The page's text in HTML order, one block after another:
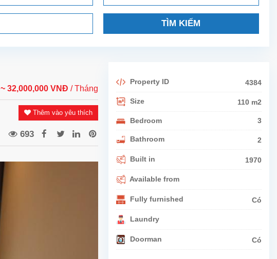
TÌM KIẾM
~ 32,000,000 VNĐ / Tháng
Thêm vào yêu thích
693
Property ID 4384
Size 110 m2
Bedroom 3
Bathroom 2
Built in 1970
Available from
Fully furnished Có
Laundry
Doorman Có